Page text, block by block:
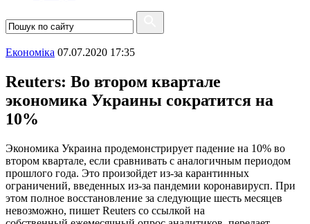
Економіка 07.07.2020 17:35
Reuters: Во втором квартале
экономика Украины сократится на
10%
Экономика Украина продемонстрирует падение на 10% во
втором квартале, если сравнивать с аналогичным периодом
прошлого года. Это произойдет из-за карантинных
ограничений, введенных из-за пандемии коронавирусп. При
этом полное восстановление за следующие шесть месяцев
невозможно, пишет Reuters со ссылкой на